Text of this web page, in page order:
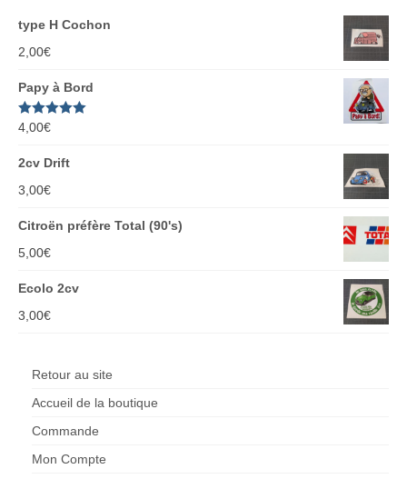
type H Cochon
2,00€
Papy à Bord
Note5.00
4,00€
2cv Drift
3,00€
Citroën préfère Total (90's)
5,00€
Ecolo 2cv
3,00€
Retour au site
Accueil de la boutique
Commande
Mon Compte